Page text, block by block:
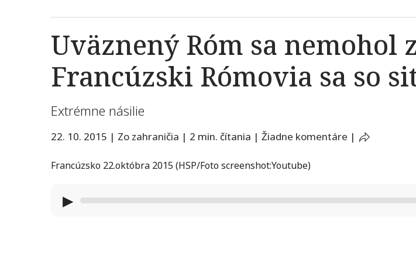
Uväznený Róm sa nemohol
Francúzski Rómovia sa so
Extrémne násilie
22. 10. 2015 | Zo zahraničia | 2 min. čítania | Žiadne komentáre |
Francúzsko 22.októbra 2015 (HSP/Foto screenshot:Youtube)
▶